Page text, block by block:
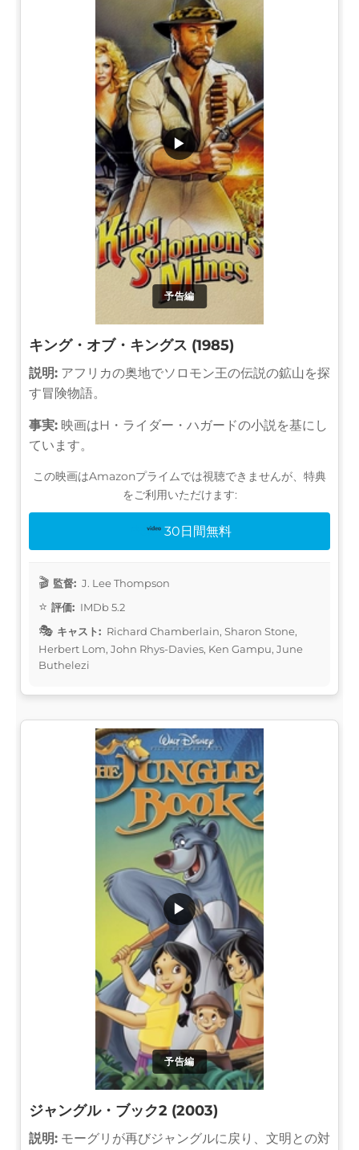
予告編
▶
キング・オブ・キングス (1985)
説明: アフリカの奥地でソロモン王の伝説の鉱山を探
す冒険物語。
事実: 映画はH・ライダー・ハガードの小説を基にし
ています。
この映画はAmazonプライムでは視聴できませんが、特典
をご利用いただけます:
30日間無料
監督: J. Lee Thompson
評価: IMDb 5.2
キャスト: Richard Chamberlain, Sharon Stone,
Herbert Lom, John Rhys-Davies, Ken Gampu, June
Buthelezi
予告編
▶
ジャングル・ブック2 (2003)
説明: モーグリが再びジャングルに戻り、文明との対